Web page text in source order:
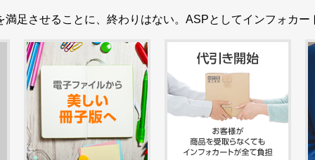
満足させることに、終わりはない。ASPとしてインフォカー